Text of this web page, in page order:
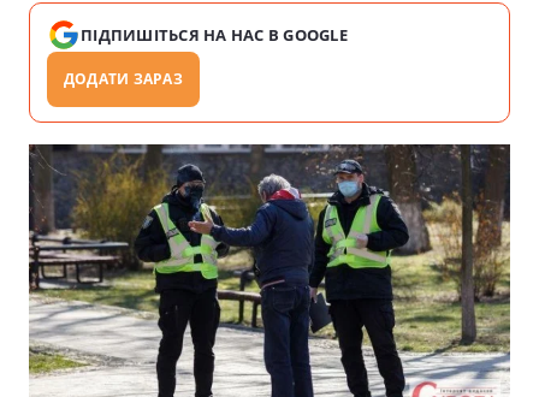
ПІДПИШІТЬСЯ НА НАС В GOOGLE
ДОДАТИ ЗАРАЗ